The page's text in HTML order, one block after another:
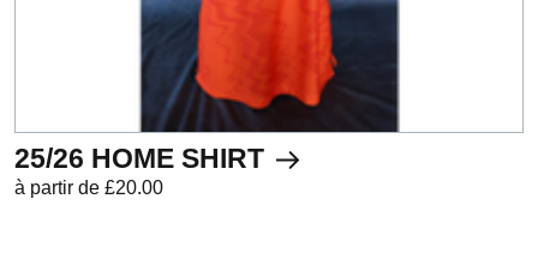
25/26 HOME SHIRT
à partir de £20.00